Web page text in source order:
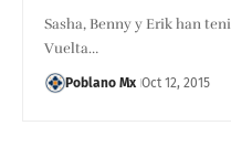
Sasha, Benny y Erik han
Vuelta…
Poblano Mx Oct 12, 2015